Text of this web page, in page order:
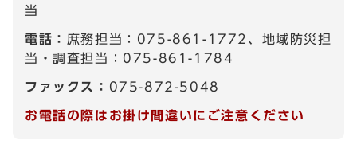
当
電話： 庶務担当：075-861-1772、地域防災担
当・調査担当：075-861-1784
ファックス： 075-872-5048
お電話の際はお掛け間違いにご注意ください